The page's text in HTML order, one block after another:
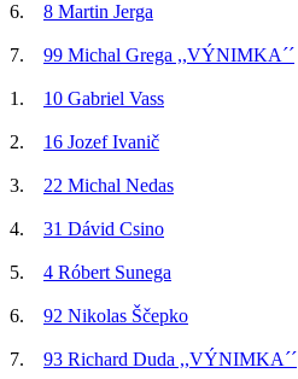
6. 8 Martin Jerga
7. 99 Michal Grega ,,VÝNIMKA´´
1. 10 Gabriel Vass
2. 16 Jozef Ivanič
3. 22 Michal Nedas
4. 31 Dávid Csino
5. 4 Róbert Sunega
6. 92 Nikolas Ščepko
7. 93 Richard Duda ,,VÝNIMKA´´